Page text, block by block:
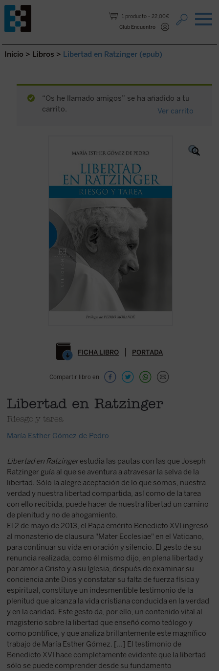
1 producto
22,00€
Club Encuentro
Saltar al contenido.
Inicio > Libros > Libertad en Ratzinger (epub)
“Os he llamado amigos” se ha añadido a tu
carrito.
Ver carrito
FICHA LIBRO PORTADA
Compartir libro en
Libertad en Ratzinger
Riesgo y tarea
María Esther Gómez de Pedro
Libertad en Ratzingerestudia las pautas con las que Joseph
Ratzinger guía al que se aventura a atravesar la selva de la
libertad. Sólo la alegre aceptación de lo que somos, nuestra
verdad y nuestra libertad compartida, así como de la tarea
con ello recibida, puede hacer de nuestra libertad un camino
de plenitud y no de ahogamiento.
El 2 de mayo de 2013, el Papa emérito Benedicto XVI ingresó
al monasterio de clausura "Mater Ecclesiae" en el Vaticano,
para continuar su vida en oración y silencio. El gesto de su
renuncia realizada, como él mismo dijo, en plena libertad y
por amor a Cristo y a su Iglesia, después de examinar su
conciencia ante Dios y constatar su falta de fuerza física y
espiritual, constituye un indesmentible testimonio de la
plenitud que alcanza la vida cristiana conducida en la verdad
y en la caridad. Este gesto da, por ello, un contenido vital al
magisterio sobre la libertad que enseñó como teólogo y
como pontífice, y que analiza brillantemente este magnífico
trabajo de María Esther Gómez. [...] El testimonio de
Benedicto XVI hace completamente evidente que la libertad
sólo se puede comprender desde su fundamento